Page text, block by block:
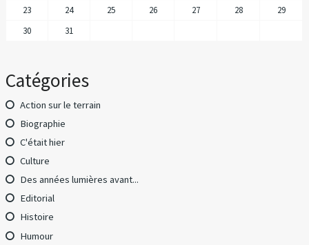
23
24 25 26 27 28
29
30
31
Catégories
Action sur le terrain
Biographie
C'était hier
Culture
Des années lumières avant...
Editorial
Histoire
Humour